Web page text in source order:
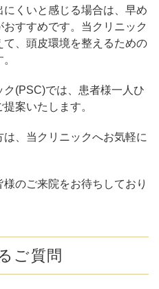
くいと感じる場合は、早め
すすめです。当クリニック
、頭皮環境を整えるための
(PSC)では、患者様一人ひ
案いたします。
、当クリニックへお気軽に
のご来院をお待ちしており
ご質問